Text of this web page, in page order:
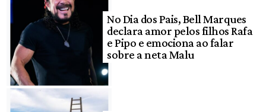
No Dia dos Pais, Bell Marques
declara amor pelos filhos Rafa
e Pipo e emociona ao falar
sobre a neta Malu